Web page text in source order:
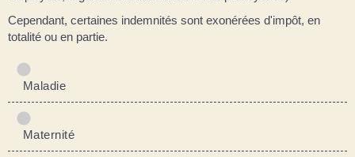
Cependant, certaines indemnités sont exonérées d'impôt, en
totalité ou en partie.
Maladie
Maternité